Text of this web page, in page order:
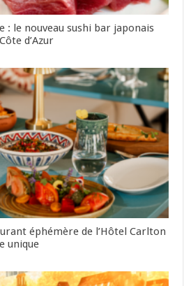
: le nouveau sushi bar japonais
d’Azur
éphémère de l’Hôtel Carlton
unique